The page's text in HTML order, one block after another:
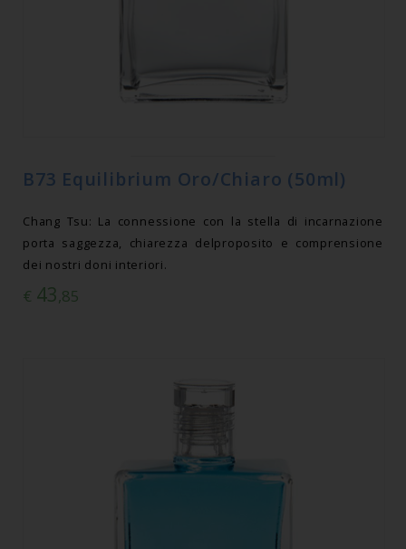
B73 Equilibrium Oro/Chiaro (50ml)
Chang Tsu: La connessione con la stella di incarnazione
porta saggezza, chiarezza delproposito e comprensione
dei nostri doni interiori.
€ 43,85